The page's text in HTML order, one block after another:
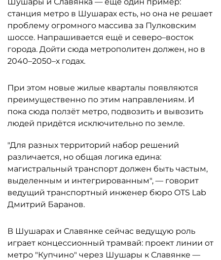
станция метро в Шушарах есть, но она не решает
проблему огромного массива за Пулковским
шоссе. Напрашивается ещё и северо–восток
города. Дойти сюда метрополитен должен, но в
2040–2050–х годах.
При этом новые жилые кварталы появляются
преимущественно по этим направлениям. И
пока сюда ползёт метро, подвозить и вывозить
людей придётся исключительно по земле.
"Для разных территорий набор решений
различается, но общая логика едина:
магистральный транспорт должен быть частым,
выделенным и интегрированным", — говорит
ведущий транспортный инженер бюро OTS Lab
Дмитрий Баранов.
В Шушарах и Славянке сейчас ведущую роль
играет концессионный трамвай: проект линии от
метро "Купчино" через Шушары к Славянке —